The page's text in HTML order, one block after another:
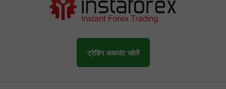
ट्रेडिंग अकाउंट खोलें